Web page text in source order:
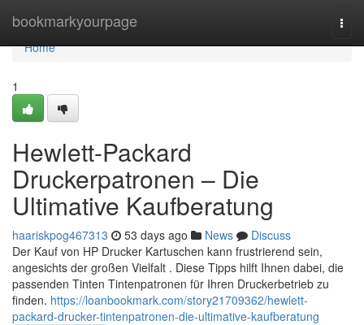
bookmarkyourpage
Home
Home
1
Hewlett-Packard
Druckerpatronen – Die
Ultimative Kaufberatung
haariskpog467313 53 days ago News
Discuss
Der Kauf von HP Drucker Kartuschen kann frustrierend sein,
angesichts der großen Vielfalt . Diese Tipps hilft Ihnen dabei, die
passenden Tinten Tintenpatronen für Ihren Druckerbetrieb zu
finden. https://loanbookmark.com/story21709362/hewlett-
packard-drucker-tintenpatronen-die-ultimative-kaufberatung